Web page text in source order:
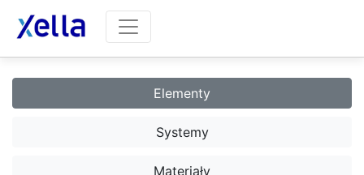
Elementy
Systemy
Materiały